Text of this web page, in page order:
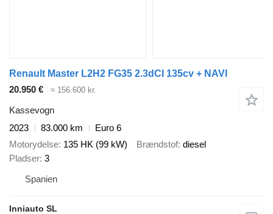
Renault Master L2H2 FG35 2.3dCI 135cv + NAVI
20.950 €
≈ 156.600 kr.
Kassevogn
2023
83.000 km
Euro 6
Motorydelse 135 HK (99 kW) Brændstof diesel
Pladser 3
Spanien
Inniauto SL